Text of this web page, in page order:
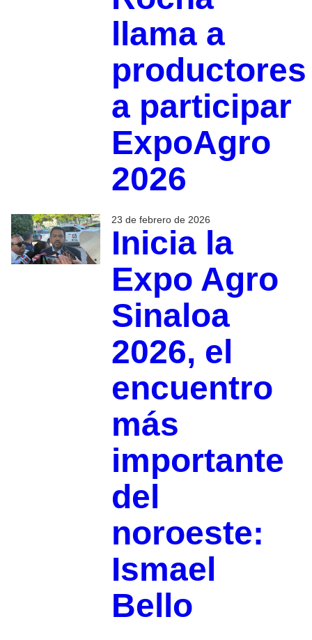
llama a
productores
a participar
ExpoAgro
2026
23 de febrero de 2026
Inicia la
Expo Agro
Sinaloa
2026, el
encuentro
más
importante
del
noroeste:
Ismael
Bello